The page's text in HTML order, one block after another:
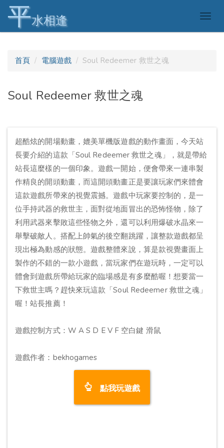
平水相逢
首頁 電腦遊戲 Soul Redeemer 救世之魂
Soul Redeemer 救世之魂
超酷炫的開場動畫，媲美單機版遊戲的動作畫面，今天站
長要介紹的這款「Soul Redeemer 救世之魂」，就是帶給
站長這麼樣的一個印象。遊戲一開始，便會帶來一連串製
作精良的開頭動畫，而這開頭動畫正是要讓玩家們來體會
這款遊戲所帶來的視覺震撼。遊戲中玩家要控制的，是一
位手持武器的救世主，面對從地面冒出的恐怖怪物，除了
利用武器來擊敗這些怪物之外，還可以利用爆破水晶來一
舉擊破敵人。搭配上帥氣的後空翻跳躍，讓整款遊戲都呈
現出極為動感的狀態。遊戲整體來說，算是款視覺畫面上
製作的不錯的一款小遊戲，當玩家們在遊玩時，一定可以
體會到遊戲所帶給玩家的臨場感是有多麼酷喔！想要當一
下救世主嗎？趕快來玩這款「Soul Redeemer 救世之魂」
喔！站長推薦！
遊戲控制方式：W A S D E V F 空白鍵 滑鼠
遊戲作者：bekhogames
點我玩遊戲